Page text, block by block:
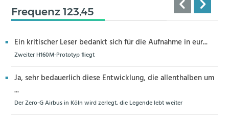
Frequenz 123,45
Ein kritischer Leser bedankt sich für die Aufnahme in eur...
Zweiter H160M-Prototyp fliegt
Ja, sehr bedauerlich diese Entwicklung, die allenthalben um
...
Der Zero-G Airbus in Köln wird zerlegt, die Legende lebt weiter